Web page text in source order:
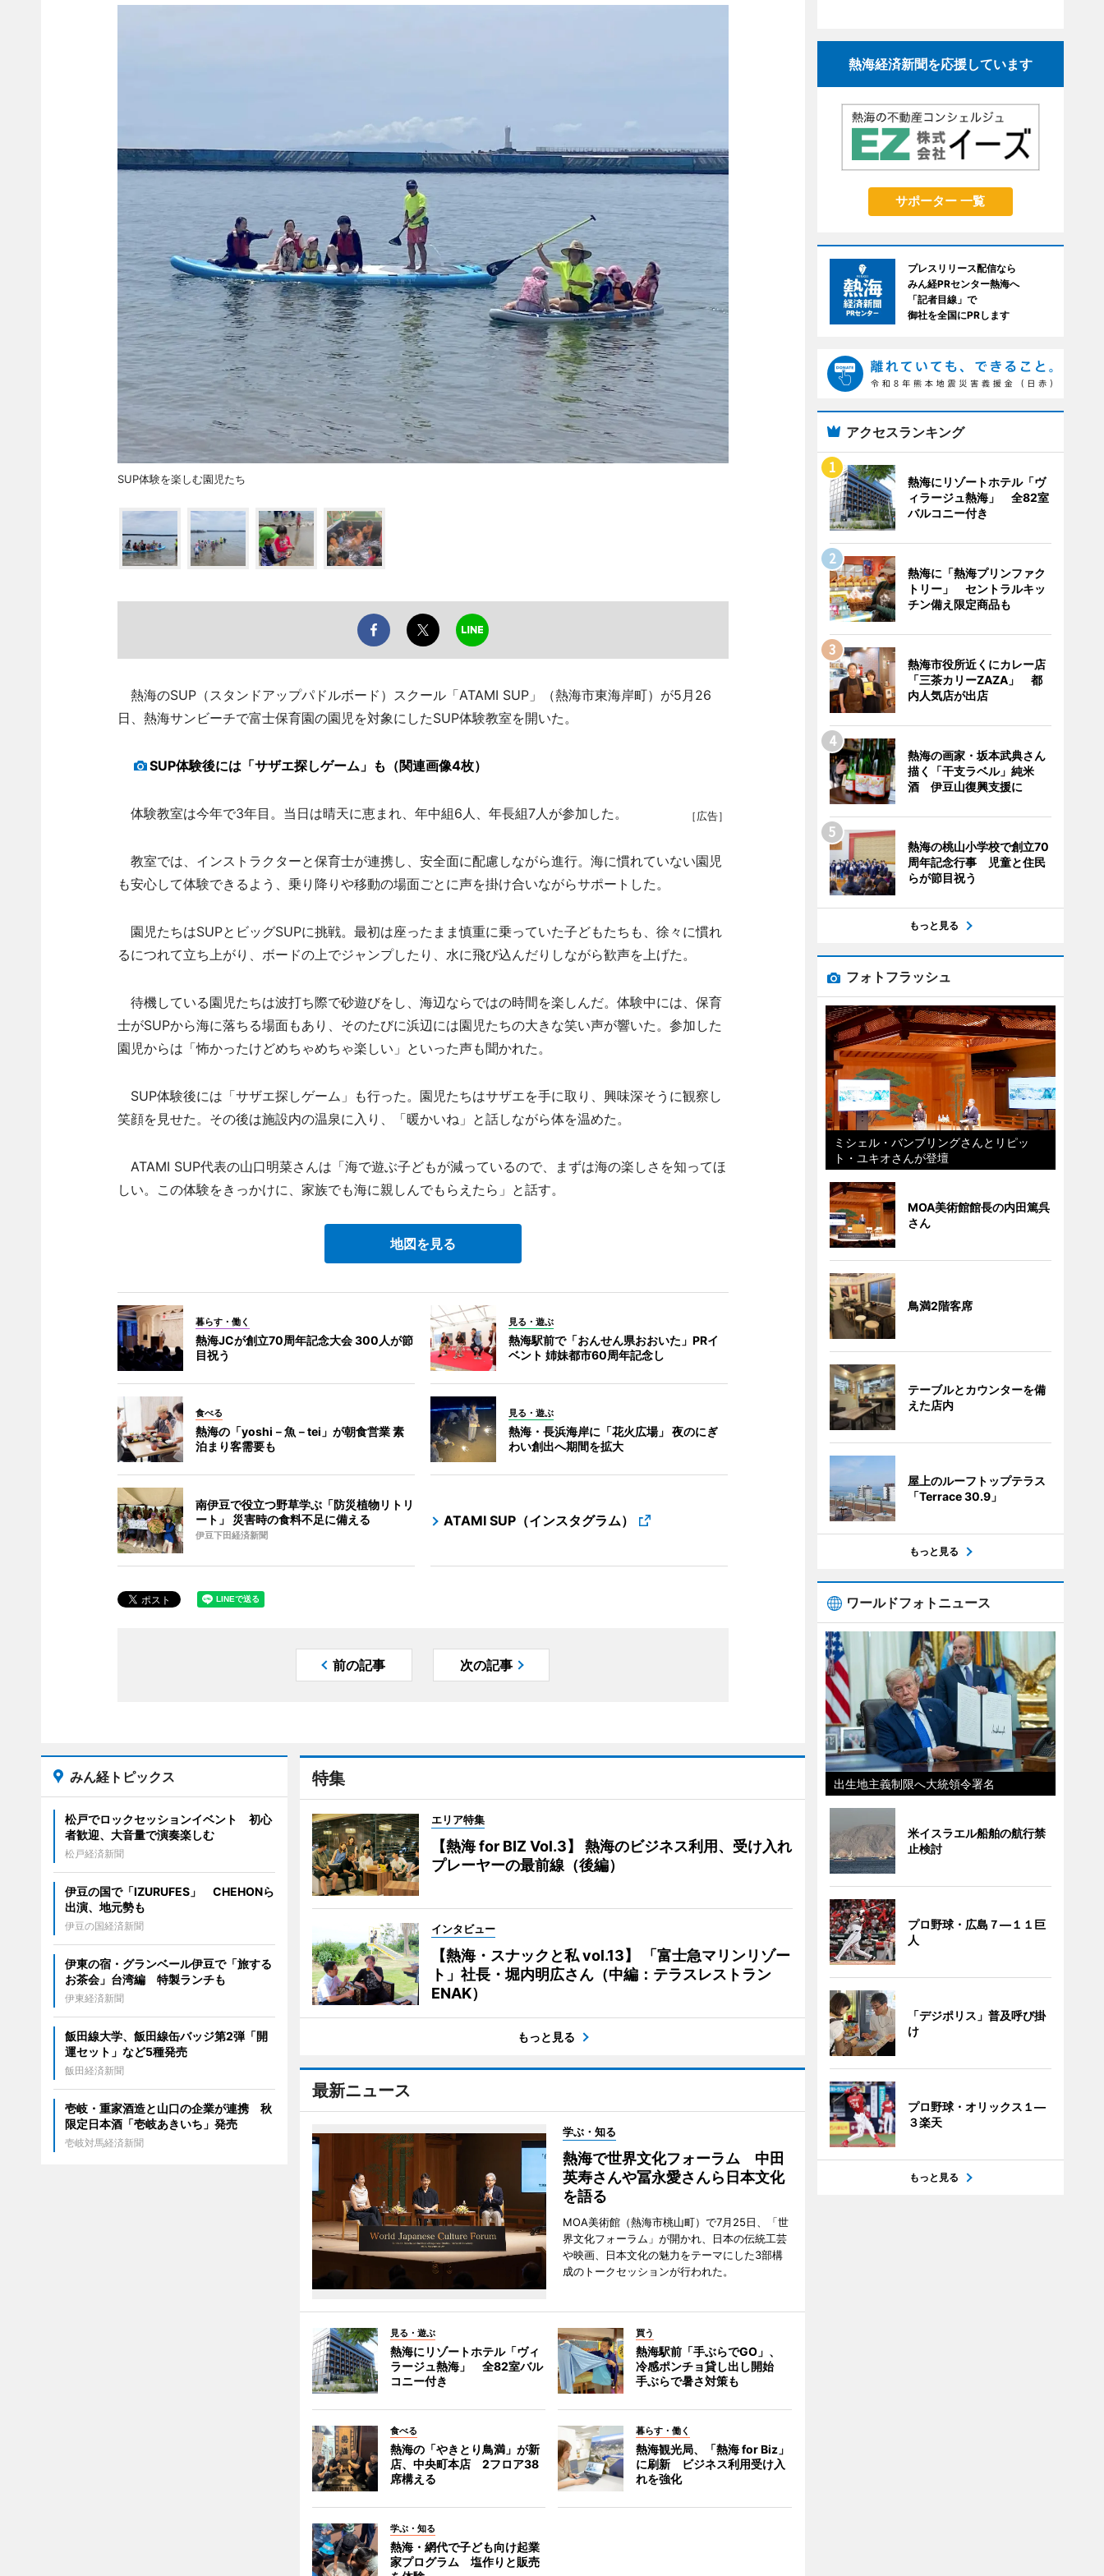
SUP体験を楽しむ園児たち
熱海のSUP（スタンドアップパドルボード）スクール「ATAMI SUP」（熱海市東海岸町）が5月26
日、熱海サンビーチで富士保育園の園児を対象にしたSUP体験教室を開いた。
SUP体験後には「サザエ探しゲーム」も（関連画像4枚）
［広告］
体験教室は今年で3年目。当日は晴天に恵まれ、年中組6人、年長組7人が参加した。
教室では、インストラクターと保育士が連携し、安全面に配慮しながら進行。海に慣れていない園児
も安心して体験できるよう、乗り降りや移動の場面ごとに声を掛け合いながらサポートした。
園児たちはSUPとビッグSUPに挑戦。最初は座ったまま慎重に乗っていた子どもたちも、徐々に慣れ
るにつれて立ち上がり、ボードの上でジャンプしたり、水に飛び込んだりしながら歓声を上げた。
待機している園児たちは波打ち際で砂遊びをし、海辺ならではの時間を楽しんだ。体験中には、保育
士がSUPから海に落ちる場面もあり、そのたびに浜辺には園児たちの大きな笑い声が響いた。参加した
園児からは「怖かったけどめちゃめちゃ楽しい」といった声も聞かれた。
SUP体験後には「サザエ探しゲーム」も行った。園児たちはサザエを手に取り、興味深そうに観察し
笑顔を見せた。その後は施設内の温泉に入り、「暖かいね」と話しながら体を温めた。
ATAMI SUP代表の山口明菜さんは「海で遊ぶ子どもが減っているので、まずは海の楽しさを知ってほ
しい。この体験をきっかけに、家族でも海に親しんでもらえたら」と話す。
地図を見る
暮らす・働く
熱海JCが創立70周年記念大会 300人が節
目祝う
見る・遊ぶ
熱海駅前で「おんせん県おおいた」PRイ
ベント 姉妹都市60周年記念し
食べる
熱海の「yoshi－魚－tei」が朝食営業 素
泊まり客需要も
見る・遊ぶ
熱海・長浜海岸に「花火広場」 夜のにぎ
わい創出へ期間を拡大
南伊豆で役立つ野草学ぶ「防災植物リトリ
ート」 災害時の食料不足に備える
伊豆下田経済新聞
ATAMI SUP（インスタグラム）
前の記事 次の記事
特集
エリア特集
【熱海 for BIZ Vol.3】 熱海のビジネス利用、受け入れ
プレーヤーの最前線（後編）
インタビュー
【熱海・スナックと私 vol.13】 「富士急マリンリゾー
ト」社長・堀内明広さん（中編：テラスレストラン
ENAK）
もっと見る
最新ニュース
学ぶ・知る
熱海で世界文化フォーラム 中田
英寿さんや冨永愛さんら日本文化
を語る
MOA美術館（熱海市桃山町）で7月25日、「世
界文化フォーラム」が開かれ、日本の伝統工芸
や映画、日本文化の魅力をテーマにした3部構
成のトークセッションが行われた。
見る・遊ぶ
熱海にリゾートホテル「ヴィ
ラージュ熱海」 全82室バル
コニー付き
買う
熱海駅前「手ぶらでGO」、
冷感ポンチョ貸し出し開始
手ぶらで暑さ対策も
食べる
熱海の「やきとり鳥満」が新
店、中央町本店 2フロア38
席構える
暮らす・働く
熱海観光局、「熱海 for Biz」
に刷新 ビジネス利用受け入
れを強化
学ぶ・知る
熱海・網代で子ども向け起業
家プログラム 塩作りと販売
みん経トピックス
松戸でロックセッションイベント 初心
者歓迎、大音量で演奏楽しむ
松戸経済新聞
伊豆の国で「IZURUFES」 CHEHONら
出演、地元勢も
伊豆の国経済新聞
伊東の宿・グランベール伊豆で「旅する
お茶会」台湾編 特製ランチも
伊東経済新聞
飯田線大学、飯田線缶バッジ第2弾「開
運セット」など5種発売
飯田経済新聞
壱岐・重家酒造と山口の企業が連携 秋
限定日本酒「壱岐あきいち」発売
壱岐対馬経済新聞
熱海経済新聞を応援しています
サポーター 一覧
プレスリリース配信なら
みん経PRセンター熱海へ
「記者目線」で
御社を全国にPRします
アクセスランキング
熱海にリゾートホテル「ヴ
ィラージュ熱海」 全82室
バルコニー付き
熱海に「熱海プリンファク
トリー」 セントラルキッ
チン備え限定商品も
熱海市役所近くにカレー店
「三茶カリーZAZA」 都
内人気店が出店
熱海の画家・坂本武典さん
描く「干支ラベル」純米
酒 伊豆山復興支援に
熱海の桃山小学校で創立70
周年記念行事 児童と住民
らが節目祝う
もっと見る
フォトフラッシュ
ミシェル・バンブリングさんとリピッ
ト・ユキオさんが登壇
MOA美術館館長の内田篤呉
さん
鳥満2階客席
テーブルとカウンターを備
えた店内
屋上のルーフトップテラス
「Terrace 30.9」
もっと見る
ワールドフォトニュース
出生地主義制限へ大統領令署名
米イスラエル船舶の航行禁
止検討
プロ野球・広島７―１１巨
人
「デジポリス」普及呼び掛
け
プロ野球・オリックス１―
３楽天
もっと見る